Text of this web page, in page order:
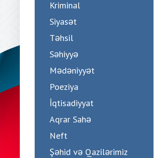
Kriminal
Siyasət
Təhsil
Səhiyyə
Mədəniyyət
Poeziya
İqtisadiyyat
Aqrar Sahə
Neft
Şəhid və Qazilərimiz